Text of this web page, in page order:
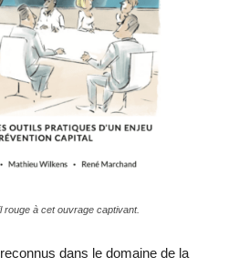
rouge à cet ouvrage captivant.
dans le domaine de la